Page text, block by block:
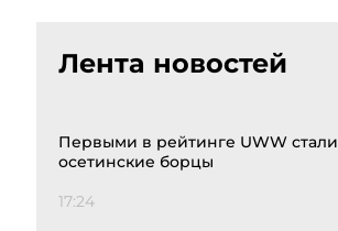
Лента новостей
Первыми в рейтинге UWW стали
осетинские борцы
17:24